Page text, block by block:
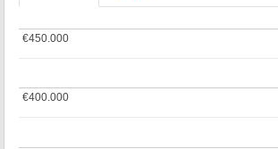
€400.000
€400.000
€450.000
€450.000